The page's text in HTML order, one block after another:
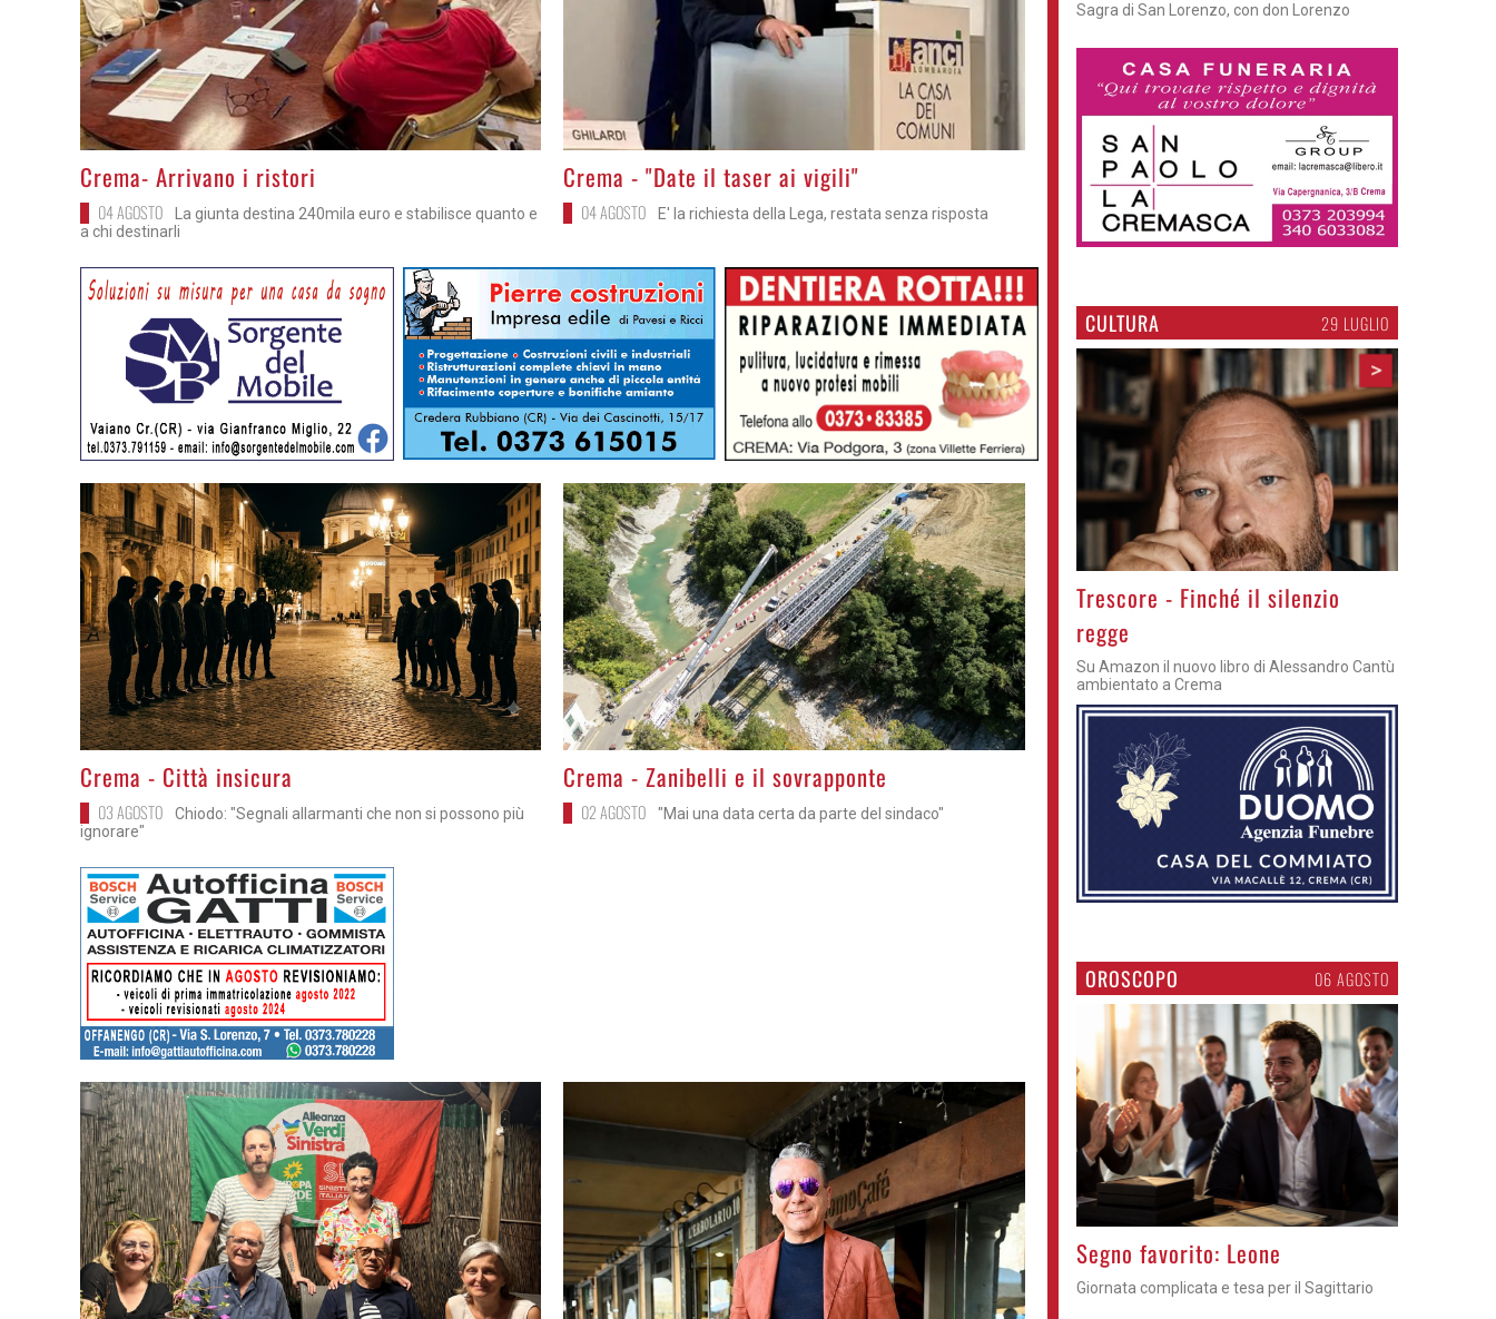
>
Crema- Arrivano i ristori
04 AGOSTO
La giunta destina 240mila euro e stabilisce quanto e
a chi destinarli
>
Crema - "Date il taser ai vigili"
04 AGOSTO E' la richiesta della Lega, restata senza risposta
>
Crema - Città insicura
03 AGOSTO
Chiodo: "Segnali allarmanti che non si possono più
ignorare"
>
Crema - Zanibelli e il sovrapponte
02 AGOSTO "Mai una data certa da parte del sindaco"
Cosa fare questi giorni nel Cremasco
CULTURA 29 LUGLIO
>
Trescore - Finché il silenzio
regge
Su Amazon il nuovo libro di Alessandro Cantù
ambientato a Crema
OROSCOPO 06 AGOSTO
>
Segno favorito: Leone
Giornata complicata e tesa per il Sagittario